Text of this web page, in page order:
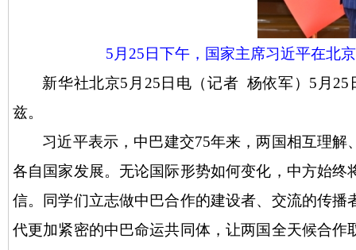
5月25日下午，国家主席习近平在北
新华社北京5月25日电（记者 杨依军）5月
兹。
习近平表示，中巴建交75年来，两国相互理解
各自国家发展。无论国际形势如何变化，中方始
信。同学们立志做中巴合作的建设者、交流的传
代更加紧密的中巴命运共同体，让两国全天候合